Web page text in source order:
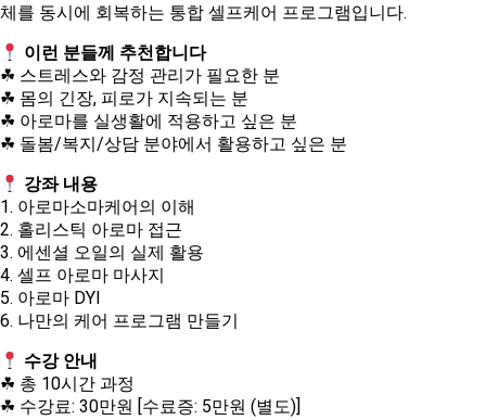
체를 동시에 회복하는 통합 셀프케어 프로그램입니다.⠀
이런 분들께 추천합니다
☘ 스트레스와 감정 관리가 필요한 분
☘ 몸의 긴장, 피로가 지속되는 분
☘ 아로마를 실생활에 적용하고 싶은 분
☘ 돌봄/복지/상담 분야에서 활용하고 싶은 분
강좌 내용
1. 아로마소마케어의 이해
2. 홀리스틱 아로마 접근
3. 에센셜 오일의 실제 활용
4. 셀프 아로마 마사지
5. 아로마 DYI
6. 나만의 케어 프로그램 만들기
수강 안내
☘ 총 10시간 과정
☘ 수강료: 30만원 [수료증: 5만원 (별도)]